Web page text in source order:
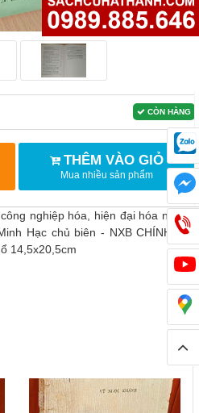
CÒN HÀNG
THÊM VÀO GIỎ
Mua nhiều sản phẩm
nghiệp hóa, hiện đại hóa những
Hạc chủ biên - NXB CHÍNH TRỊ
14,5x20,5cm